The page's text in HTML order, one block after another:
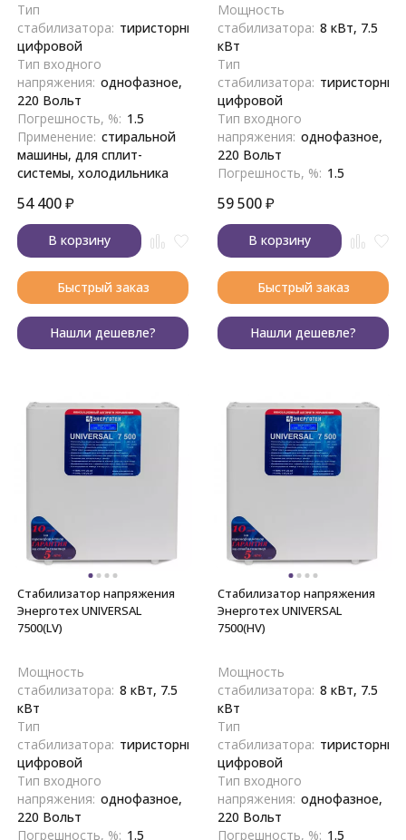
Тип
стабилизатора: тиристорный,
цифровой
Тип входного
напряжения: однофазное,
220 Вольт
Погрешность, %: 1.5
Применение: стиральной
машины, для сплит-
системы, холодильника
54 400₽
В корзину
Быстрый заказ
Нашли дешевле?
Мощность
стабилизатора: 8 кВт, 7.5
кВт
Тип
стабилизатора:
цифровой
Тип входного
напряжения: однофазное,
220 Вольт
Погрешность, %: 1.5
59 500₽
В корзину
Быстрый заказ
Нашли дешевле?
Стабилизатор напряжения
Энерготех UNIVERSAL
7500(LV)
Мощность
стабилизатора: 8 кВт, 7.5
кВт
Тип
стабилизатора: тиристорный,
цифровой
Тип входного
напряжения: однофазное,
220 Вольт
Погрешность, %: 1.5
Стабилизатор напряжения
Энерготех UNIVERSAL
7500(HV)
Мощность
стабилизатора: 8 кВт, 7.5
кВт
Тип
стабилизатора:
цифровой
Тип входного
напряжения: однофазное,
220 Вольт
Погрешность, %: 1.5